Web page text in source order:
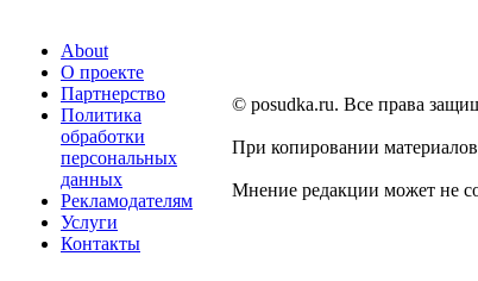
About
О проекте
Партнерство
Политика
обработки
персональных
данных
Рекламодателям
Услуги
Контакты
© posudka.ru. Все права
При копировании
Мнение редакции может не